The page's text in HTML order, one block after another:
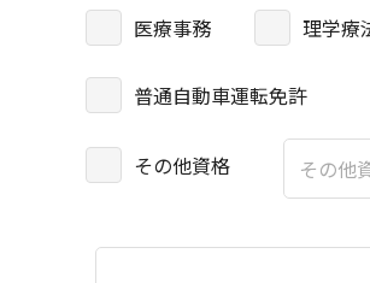
医療事務 理学療
普通自動車運転免許
その他資格